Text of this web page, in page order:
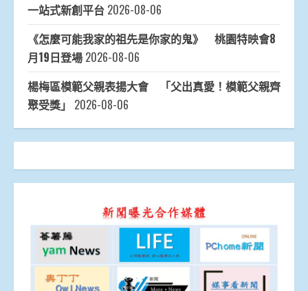
一站式新創平台 2026-08-06
《怎麼可能我家的祖先是你家的鬼》 桃園特映會8
月19日登場 2026-08-06
楊梅區模範父親表揚大會 「父出真愛！模範父親齊
聚受獎」 2026-08-06